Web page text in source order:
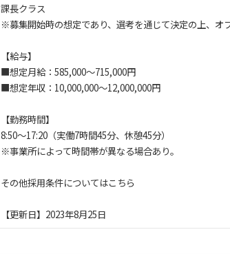
課長クラス
※募集開始時の想定であり、選考を通じて決定の上、オ
【給与】
■想定月給：585,000～715,000円
■想定年収：10,000,000～12,000,000円
【勤務時間】
8:50～17:20（実働7時間45分、休憩45分）
※事業所によって時間帯が異なる場合あり。
その他採用条件についてはこちら
【更新日】2023年8月25日